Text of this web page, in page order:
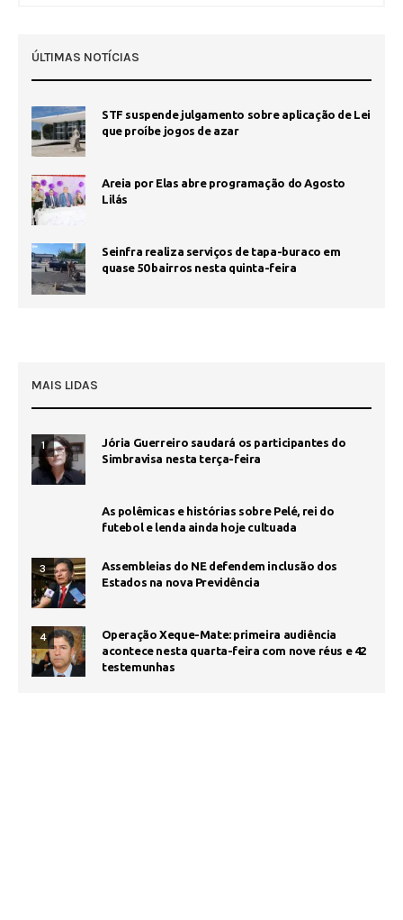
ÚLTIMAS NOTÍCIAS
STF suspende julgamento sobre aplicação de Lei
que proíbe jogos de azar
Areia por Elas abre programação do Agosto
Lilás
Seinfra realiza serviços de tapa-buraco em
quase 50 bairros nesta quinta-feira
MAIS LIDAS
1
Jória Guerreiro saudará os participantes do
Simbravisa nesta terça-feira
As polêmicas e histórias sobre Pelé, rei do
futebol e lenda ainda hoje cultuada
3
Assembleias do NE defendem inclusão dos
Estados na nova Previdência
4
Operação Xeque-Mate: primeira audiência
acontece nesta quarta-feira com nove réus e 42
testemunhas